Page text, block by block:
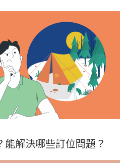
解決哪些訂位問題？